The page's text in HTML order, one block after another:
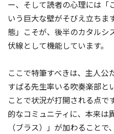
ー、そして読者の心理には「
いう巨大な壁がそびえ立ちま
態」こそが、後半のカタルシ
伏線として機能しています。
ここで特筆すべきは、主人公
すばる先生率いる吹奏楽部と
ことで状況が打開される点で
的なコミュニティに、本来は
（ブラス）」が加わること